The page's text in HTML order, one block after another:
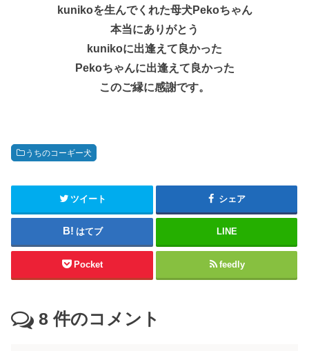
kunikoを生んでくれた母犬Pekoちゃん
本当にありがとう
kunikoに出逢えて良かった
Pekoちゃんに出逢えて良かった
このご縁に感謝です。
うちのコーギー犬
ツイート シェア
はてブ LINE
Pocket feedly
8 件のコメント